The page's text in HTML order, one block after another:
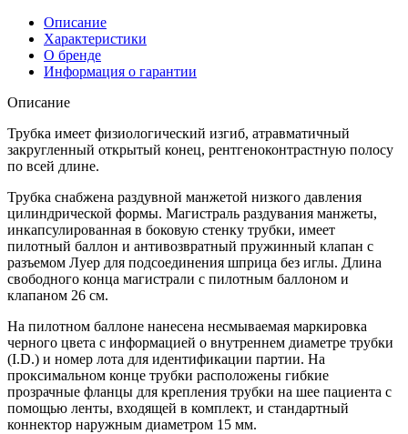
Описание
Характеристики
О бренде
Информация о гарантии
Описание
Трубка имеет физиологический изгиб, атравматичный
закругленный открытый конец, рентгеноконтрастную полосу
по всей длине.
Трубка снабжена раздувной манжетой низкого давления
цилиндрической формы. Магистраль раздувания манжеты,
инкапсулированная в боковую стенку трубки, имеет
пилотный баллон и антивозвратный пружинный клапан с
разъемом Луер для подсоединения шприца без иглы. Длина
свободного конца магистрали с пилотным баллоном и
клапаном 26 см.
На пилотном баллоне нанесена несмываемая маркировка
черного цвета с информацией о внутреннем диаметре трубки
(I.D.) и номер лота для идентификации партии. На
проксимальном конце трубки расположены гибкие
прозрачные фланцы для крепления трубки на шее пациента с
помощью ленты, входящей в комплект, и стандартный
коннектор наружным диаметром 15 мм.